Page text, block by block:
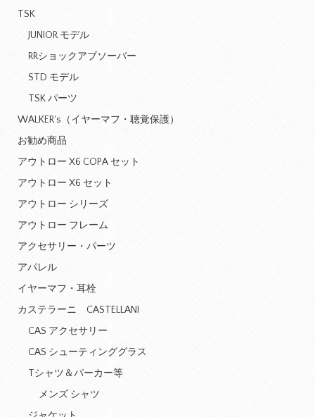
TSK
JUNIOR モデル
RRショックアブソーバー
STD モデル
TSK パーツ
WALKER's（イヤーマフ・聴覚保護）
お勧め商品
アウトロー X6 COPA セット
アウトロー X6 セット
アウトロー シリーズ
アウトロー フレーム
アクセサリー・パーツ
アパレル
イヤーマフ・耳栓
カステラーニ CASTELLANI
CAS アクセサリー
CAS シューティンググラス
Tシャツ＆パーカー等
メンズ シャツ